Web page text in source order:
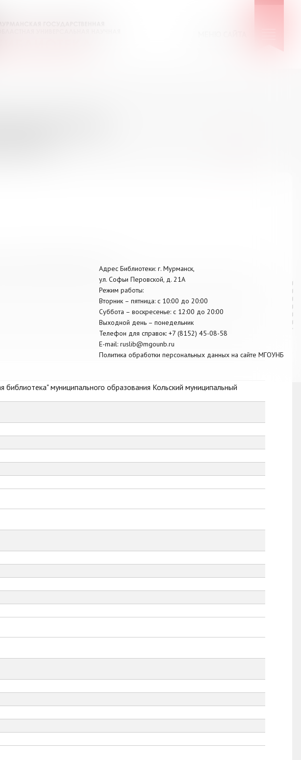
Адрес Библиотеки: г. Мурманск,
ул. Софьи Перовской, д. 21А
Режим работы:
Вторник – пятница: с 10:00 до 20:00
Суббота – воскресенье: c 12:00 до 20:00
Выходной день – понедельник
Телефон для справок: +7 (8152) 45-08-58
E-mail: ruslib@mgounb.ru
Политика обработки персональных данных на сайте МГОУНБ
муниципального образования Кольский муниципальный